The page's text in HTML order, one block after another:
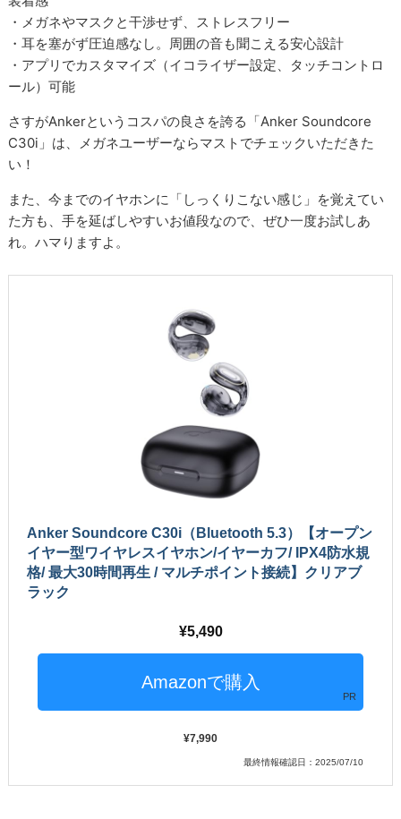
・メガネやマスクと干渉せず、ストレスフリー
・耳を塞がず圧迫感なし。周囲の音も聞こえる安心設計
・アプリでカスタマイズ（イコライザー設定、タッチコントロ
ール）可能
さすがAnkerというコスパの良さを誇る「Anker Soundcore
C30i」は、メガネユーザーならマストでチェックいただきた
い！
また、今までのイヤホンに「しっくりこない感じ」を覚えてい
た方も、手を延ばしやすいお値段なので、ぜひ一度お試しあ
れ。ハマりますよ。
Anker Soundcore C30i（Bluetooth 5.3）【オープン
イヤー型ワイヤレスイヤホン/イヤーカフ/ IPX4防水規
格/ 最大30時間再生 / マルチポイント接続】クリアブ
ラック
5,490
PR
7,990
最終情報確認日：2025/07/10